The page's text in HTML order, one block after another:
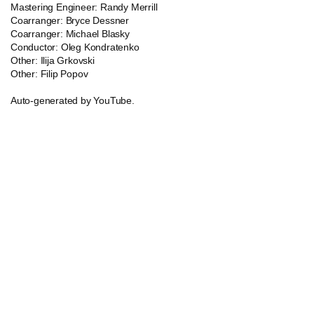
Mastering Engineer: Randy Merrill
Coarranger: Bryce Dessner
Coarranger: Michael Blasky
Conductor: Oleg Kondratenko
Other: Ilija Grkovski
Other: Filip Popov
Auto-generated by YouTube.